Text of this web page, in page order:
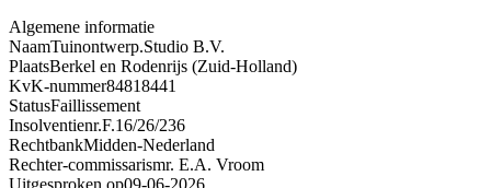
Algemene informatie
NaamTuinontwerp.Studio B.V.
PlaatsBerkel en Rodenrijs (Zuid-Holland)
KvK-nummer84818441
StatusFaillissement
Insolventienr.F.16/26/236
RechtbankMidden-Nederland
Rechter-commissarismr. E.A. Vroom
Uitgesproken op09-06-2026